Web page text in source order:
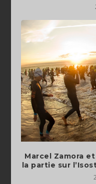
Marcel Zamora
la partie sur